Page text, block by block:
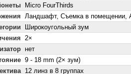
Micro FourThirds
Ландшафт, Съемка в помещении,
Широкоугольный зум
2×
нет
9 - 18 mm (2× зум)
12 линз в 8 группах